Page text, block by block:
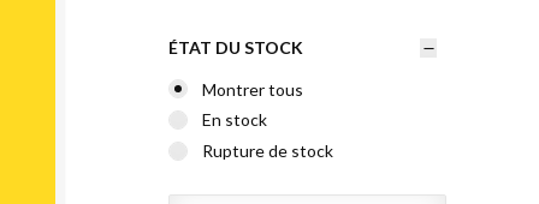
ÉTAT DU STOCK
Montrer tous
En stock
Rupture de stock